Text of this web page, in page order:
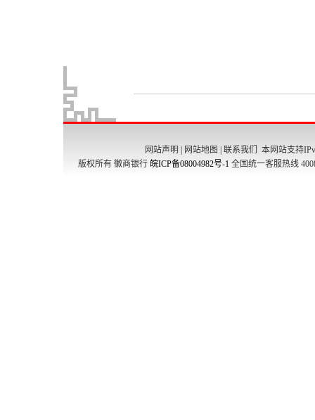
网站声明 网站地图 联系我们
本网站支持
版权所有 徽商银行 皖ICP备08004982号-1 全国统一客服热线